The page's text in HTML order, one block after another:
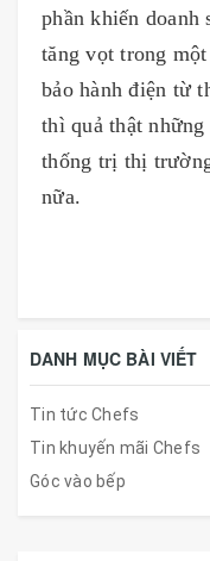
phần khiến doanh
tăng vọt trong
bảo hành điện từ
thì quả thật những
thống trị thị
nữa.
DANH MỤC BÀI VIẾT
Tin tức Chefs
Tin khuyến mãi Chefs
Góc vào bếp